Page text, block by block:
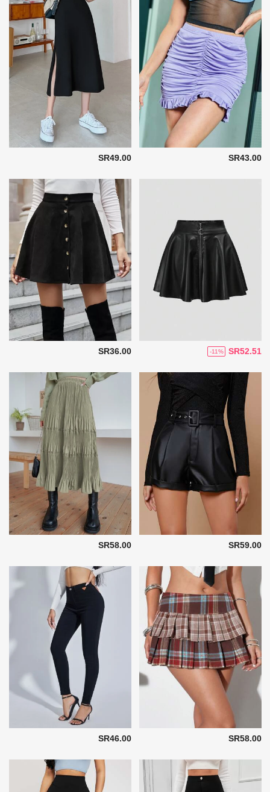
SR43.00
SR49.00
SR52.51
-11%
SR36.00
SR59.00
SR58.00
SR58.00
SR46.00